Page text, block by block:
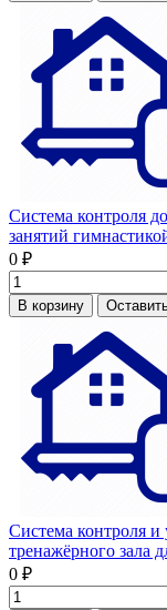
Система контроля
занятий
0 ₽
В корзину
Система контроля
тренажёрного зала
0 ₽